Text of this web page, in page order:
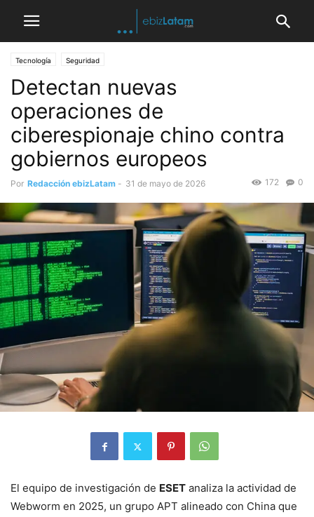
Tecnología Seguridad
Detectan nuevas
operaciones de
ciberespionaje chino contra
gobiernos europeos
Por Redacción ebizLatam - 31 de mayo de 2026 0
172
El equipo de investigación de ESET analiza la actividad de
Webworm en 2025, un grupo APT alineado con China que